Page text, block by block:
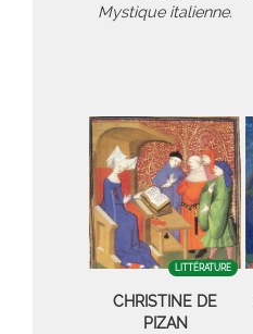
Mystique italienne.
LITTÉRATURE
CHRISTINE DE
PIZAN